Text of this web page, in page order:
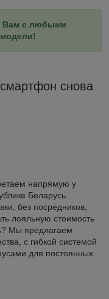
Вам с любыми
снова
напрямую у
Беларусь.
без посредников,
лояльную стоимость
Мы предлагаем
с гибкой системой
для постоянных